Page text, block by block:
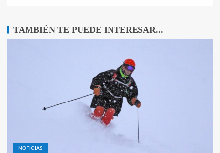
TAMBIÉN TE PUEDE INTERESAR...
NOTICIAS